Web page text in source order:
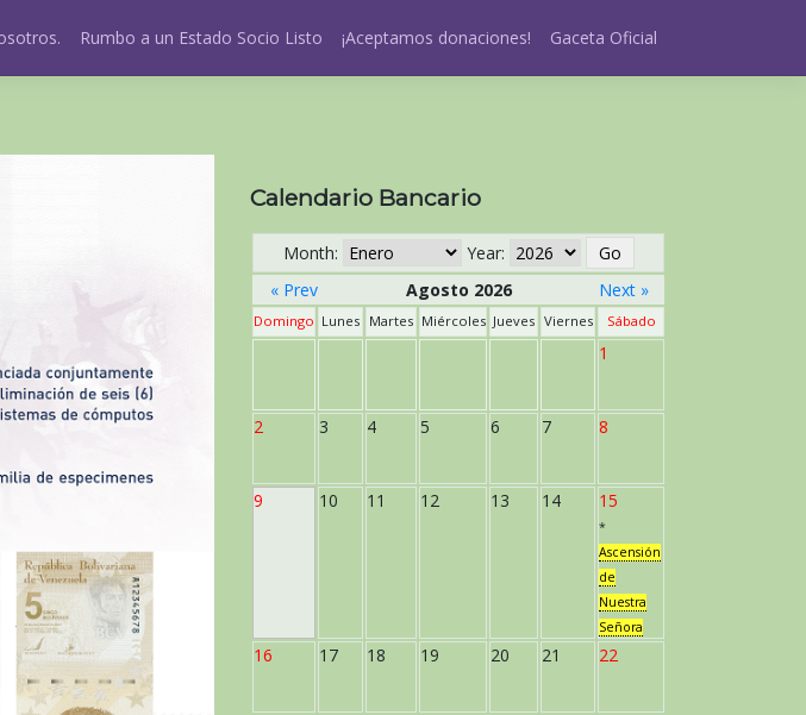
Rumbo a un Estado Socio Listo ¡Aceptamos donaciones! Gaceta Oficial
Calendario Bancario
Month:
Year:
« Prev
Agosto 2026 Next »
Domingo Lunes Martes Miércoles Jueves Viernes Sábado
1
2 3 4 5 6 7 8
9 10 11 12 13 14 15
*
Ascensión
de
Nuestra
Señora
16 17 18 19 20 21 22